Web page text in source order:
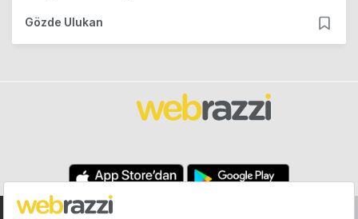
Gözde Ulukan